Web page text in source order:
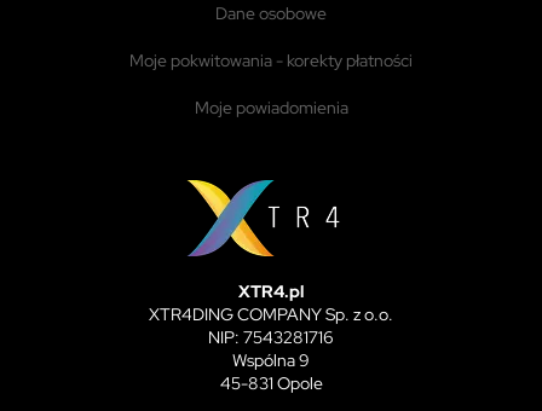
dane osobowe
moje pokwitowania - korekty płatności
moje powiadomienia
XTR4.pl
XTR4DING COMPANY Sp. z o.o.
NIP: 7543281716
Wspólna 9
45-831 Opole